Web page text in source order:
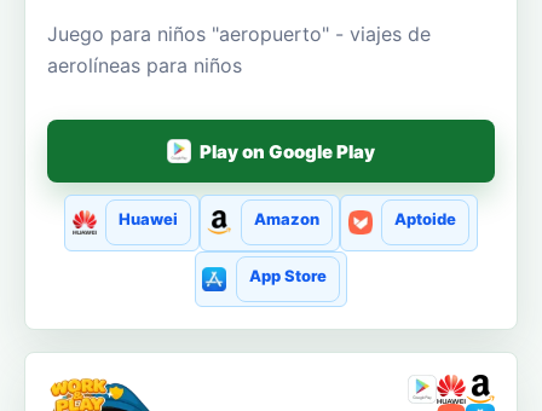
Juego para niños "aeropuerto" - viajes de
aerolíneas para niños
Play on Google Play
Huawei Amazon Aptoide
App Store